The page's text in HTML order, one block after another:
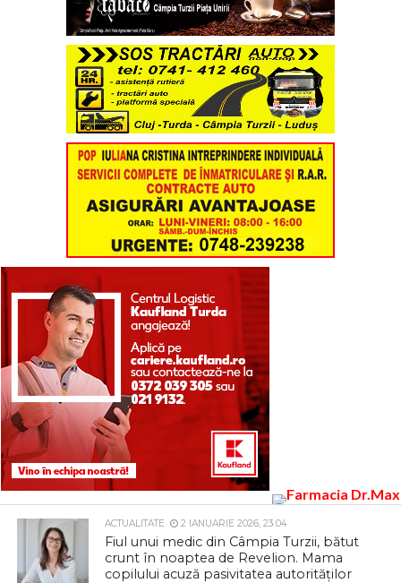
ACTUALITATE 2 IANUARIE 2026, 23:04
Fiul unui medic din Câmpia Turzii, bătut
crunt în noaptea de Revelion. Mama
copilului acuză pasivitatea autorităților